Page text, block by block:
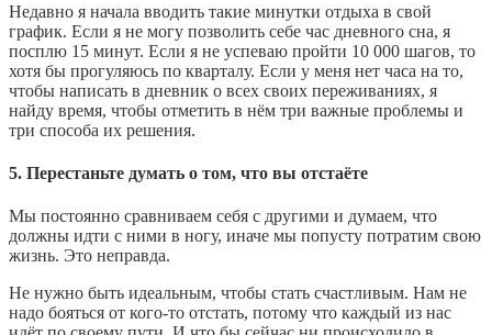
Недавно я начала вводить такие минутки отдыха в свой
график. Если я не могу позволить себе час дневного сна, я
посплю 15 минут. Если я не успеваю пройти 10 000 шагов, то
хотя бы прогуляюсь по кварталу. Если у меня нет часа на то,
чтобы написать в дневник о всех своих переживаниях, я
найду время, чтобы отметить в нём три важные проблемы и
три способа их решения.
5. Перестаньте думать о том, что вы отстаёте
Мы постоянно сравниваем себя с другими и думаем, что
должны идти с ними в ногу, иначе мы попусту потратим свою
жизнь. Это неправда.
Не нужно быть идеальным, чтобы стать счастливым. Нам не
надо бояться от кого-то отстать, потому что каждый из нас